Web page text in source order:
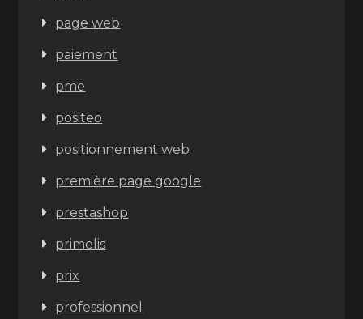
page web
paiement
pme
positeo
positionnement web
première page google
prestashop
primelis
prix
professionnel